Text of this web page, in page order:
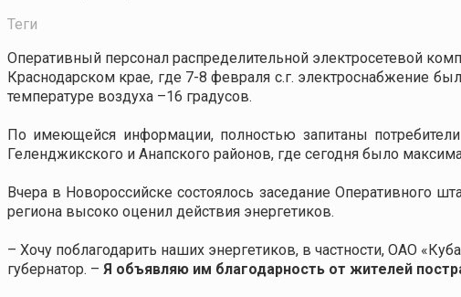
Теги
Оперативный персонал распределительной электросетевой
Краснодарском крае, где 7-8 февраля с.г. электроснабжение
температуре воздуха –16 градусов.
По имеющейся информации, полностью запитаны
Геленджикского и Анапского районов, где сегодня было
Вчера в Новороссийске состоялось заседание Оперативного
региона высоко оценил действия энергетиков.
– Хочу поблагодарить наших энергетиков, в частности, ОАО
губернатор. – Я объявляю им благодарность от жителей